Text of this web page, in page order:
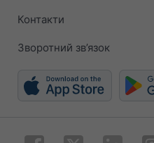
Контакти
Зворотний зв’язок